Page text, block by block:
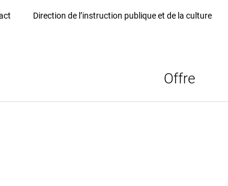
Direction de l’instruction publique et de la culture
Offre